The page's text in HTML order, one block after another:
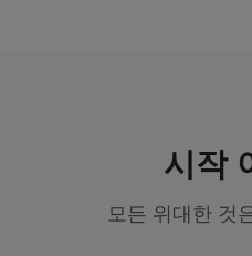
시작
모든 위대한 것